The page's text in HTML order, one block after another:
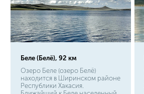
Беле (Белё), 92 км
Озеро Беле (озеро Белё)
находится в Ширинском районе
Республики Хакасия.